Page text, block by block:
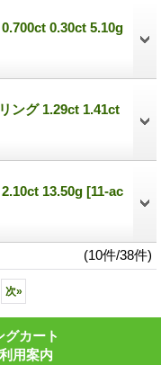
0.30ct 5.10g
ング 1.29ct 1.41ct
13.50g [11-ac
(10件/38件)
次»
グカート
用案内